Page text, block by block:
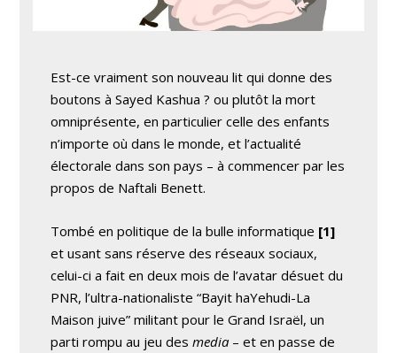
Est-ce vraiment son nouveau lit qui donne des
boutons à Sayed Kashua ? ou plutôt la mort
omniprésente, en particulier celle des enfants
n’importe où dans le monde, et l’actualité
électorale dans son pays – à commencer par les
propos de Naftali Benett.
Tombé en politique de la bulle informatique [1]
et usant sans réserve des réseaux sociaux,
celui-ci a fait en deux mois de l’avatar désuet du
PNR, l’ultra-nationaliste “Bayit haYehudi-La
Maison juive” militant pour le Grand Israël, un
parti rompu au jeu desmedia – et en passe de